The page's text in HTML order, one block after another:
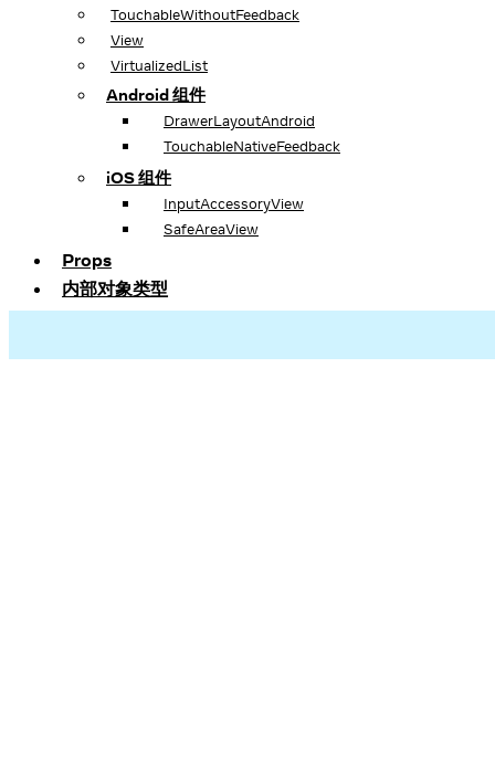
TouchableWithoutFeedback
View
VirtualizedList
Android 组件
DrawerLayoutAndroid
TouchableNativeFeedback
iOS 组件
InputAccessoryView
SafeAreaView
Props
内部对象类型